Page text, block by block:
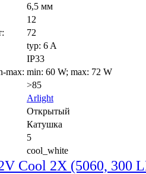
6,5 мм
12
72
typ: 6 A
IP33
max: min: 60 W; max: 72 W
>85
Arlight
Открытый
Катушка
5
cool_white
Cool 2X (5060, 300